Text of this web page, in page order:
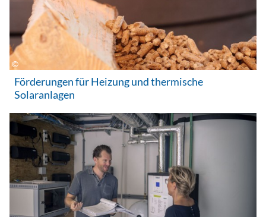
Förderungen für Heizung und thermische
Solaranlagen